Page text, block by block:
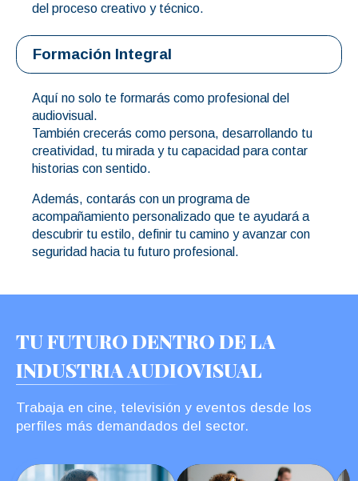
del proceso creativo y técnico.
Formación Integral
Aquí no solo te formarás como profesional del
audiovisual.
También crecerás como persona, desarrollando tu
creatividad, tu mirada y tu capacidad para contar
historias con sentido.
Además, contarás con un programa de
acompañamiento personalizado que te ayudará a
descubrir tu estilo, definir tu camino y avanzar con
seguridad hacia tu futuro profesional.
TU FUTURO DENTRO DE LA
INDUSTRIA AUDIOVISUAL
Trabaja en cine, televisión y eventos desde los
perfiles más demandados del sector.